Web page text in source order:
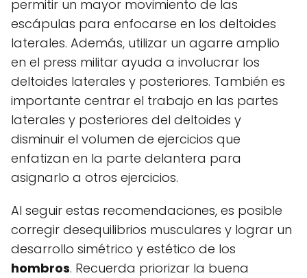
permitir un mayor movimiento de las
escápulas para enfocarse en los deltoides
laterales. Además, utilizar un agarre amplio
en el press militar ayuda a involucrar los
deltoides laterales y posteriores. También es
importante centrar el trabajo en las partes
laterales y posteriores del deltoides y
disminuir el volumen de ejercicios que
enfatizan en la parte delantera para
asignarlo a otros ejercicios.
Al seguir estas recomendaciones, es posible
corregir desequilibrios musculares y lograr un
desarrollo simétrico y estético de los
hombros. Recuerda priorizar la buena